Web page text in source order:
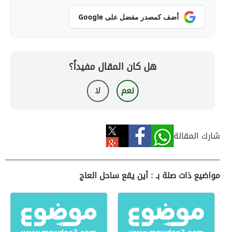
أضف كمصدر مفضل على Google
هل كان المقال مفيداً؟
نعم لا
شارك المقالة
مواضيع ذات صلة بـ : أين يقع ساحل العاج